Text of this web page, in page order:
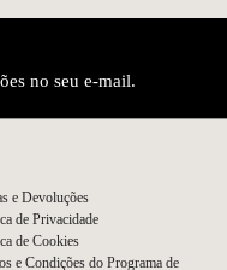
no seu e-mail.
e Devoluções
de Privacidade
de Cookies
e Condições do Programa de